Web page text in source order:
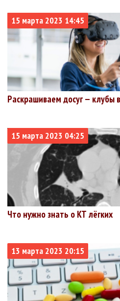
15 марта 2023 14:45
Раскрашиваем досуг — клубы
15 марта 2023 04:25
Что нужно знать о КТ лёгких
13 марта 2023 20:15